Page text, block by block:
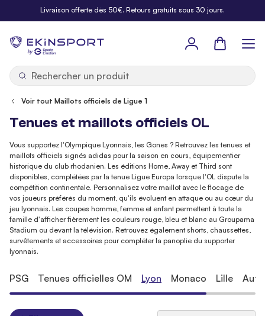
Allez au contenuLivraison offerte dès 50€. Retours gratuits sous 30 jours.
by
Panier
Voir tout Maillots officiels de Ligue 1
Tenues et maillots officiels OL
Vous supportez l'Olympique Lyonnais, les Gones ? Retrouvez les tenues et
maillots officiels signés adidas pour la saison en cours, équipementier
historique du club rhodanien. Les éditions Home, Away et Third sont
disponibles, complétées par la tenue Ligue Europa lorsque l'OL dispute la
compétition continentale. Personnalisez votre maillot avec le flocage de
vos joueurs préférés du moment, qu'ils évoluent en attaque ou au cœur du
jeu lyonnais. Les coupes homme, femme et enfant permettent à toute la
famille d'afficher fièrement les couleurs rouge, bleu et blanc au Groupama
Stadium ou devant la télévision. Retrouvez également shorts, chaussettes,
survêtements et accessoires pour compléter la panoplie du supporter
lyonnais.
PSG Tenues officielles OM Lyon Monaco Lille